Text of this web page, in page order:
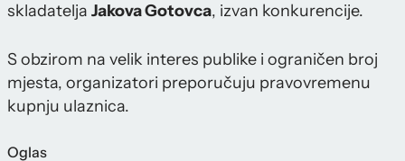
skladatelja Jakova Gotovca, izvan konkurencije.
S obzirom na velik interes publike i ograničen broj
mjesta, organizatori preporučuju pravovremenu
kupnju ulaznica.
Oglas